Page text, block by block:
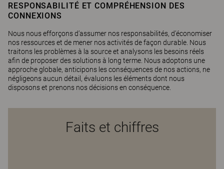
RESPONSABILITÉ ET COMPRÉHENSION DES
CONNEXIONS
Nous nous efforçons d’assumer nos responsabilités, d’économiser
nos ressources et de mener nos activités de façon durable. Nous
traitons les problèmes à la source et analysons les besoins réels
afin de proposer des solutions à long terme. Nous adoptons une
approche globale, anticipons les conséquences de nos actions, ne
négligeons aucun détail, évaluons les éléments dont nous
disposons et prenons nos décisions en conséquence.
Faits et chiffres